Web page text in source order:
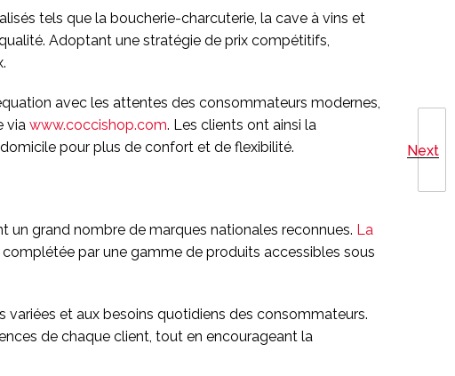
Next
tels que la boucherie-charcuterie, la cave à vins et
Adoptant une stratégie de prix compétitifs,
avec les attentes des consommateurs modernes,
via www.coccishop.com. Les clients ont ainsi la
pour plus de confort et de flexibilité.
un grand nombre de marques nationales reconnues. La
par une gamme de produits accessibles sous
et aux besoins quotidiens des consommateurs.
de chaque client, tout en encourageant la